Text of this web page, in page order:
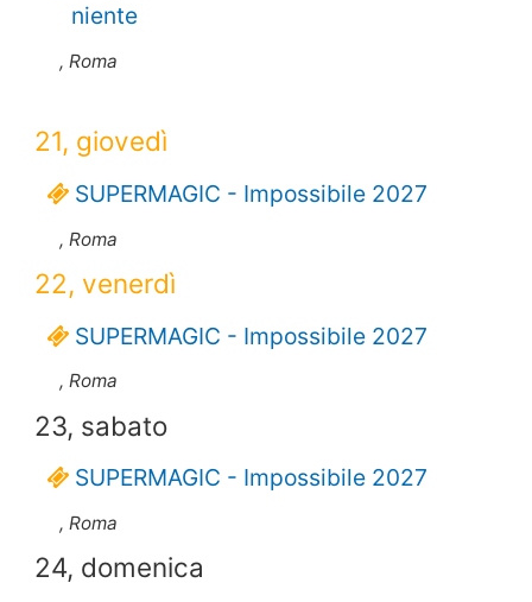
niente
, Roma
21, giovedì
SUPERMAGIC - Impossibile 2027
, Roma
22, venerdì
SUPERMAGIC - Impossibile 2027
, Roma
23, sabato
SUPERMAGIC - Impossibile 2027
, Roma
24, domenica